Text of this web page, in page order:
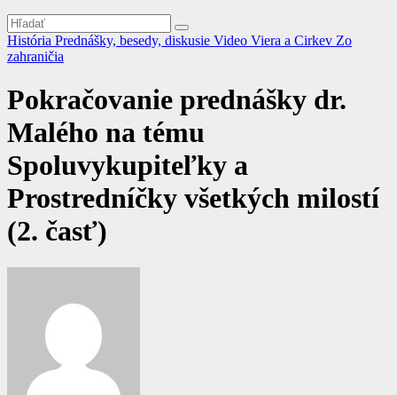
História Prednášky, besedy, diskusie Video Viera a Cirkev Zo
zahraničia
Pokračovanie prednášky dr.
Malého na tému
Spoluvykupiteľky a
Prostredníčky všetkých milostí
(2. časť)